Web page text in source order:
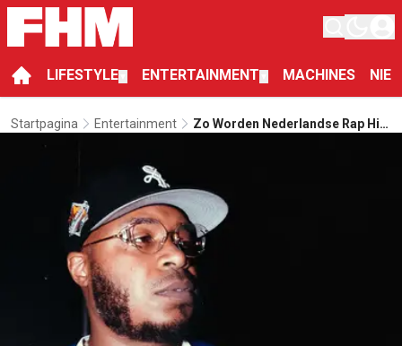
LIFESTYLE ENTERTAINMENT MACHINES
Startpagina Entertainment
Zo Worden Nederlandse Rap Hits